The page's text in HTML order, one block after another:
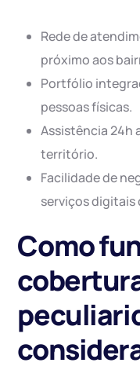
Rede de
próximo aos
Portfólio
pessoas físicas.
Assistência 24h
território.
Facilidade de
serviços digitais
Como